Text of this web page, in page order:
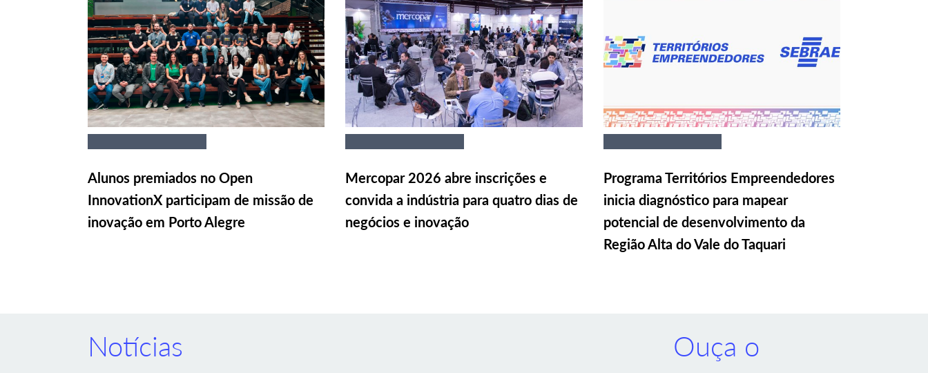
Alunos premiados no Open
InnovationX participam de missão de
inovação em Porto Alegre
Mercopar 2026 abre inscrições e
convida a indústria para quatro dias de
negócios e inovação
Programa Territórios Empreendedores
inicia diagnóstico para mapear
potencial de desenvolvimento da
Região Alta do Vale do Taquari
Notícias
Ouça o